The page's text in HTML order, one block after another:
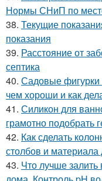
Нормы СНиП по
38. Текущие
показания
39. Расстояние от
септика
40. Садовые фигурки
чем хороши и как
41. Силикон для
грамотно подобрать
42. Как сделать
столбов и материала
43. Что лучше залить